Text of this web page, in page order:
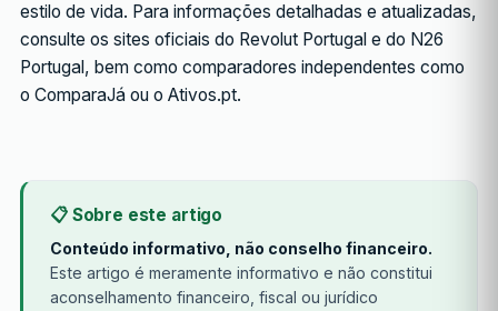
estilo de vida. Para informações detalhadas e atualizadas,
consulte os sites oficiais do Revolut Portugal e do N26
Portugal, bem como comparadores independentes como
o ComparaJá ou o Ativos.pt.
📋 Sobre este artigo
Conteúdo informativo, não conselho financeiro.
Este artigo é meramente informativo e não constitui
aconselhamento financeiro, fiscal ou jurídico